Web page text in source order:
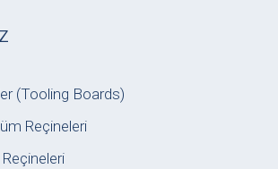
(Tooling Boards)
Reçineleri